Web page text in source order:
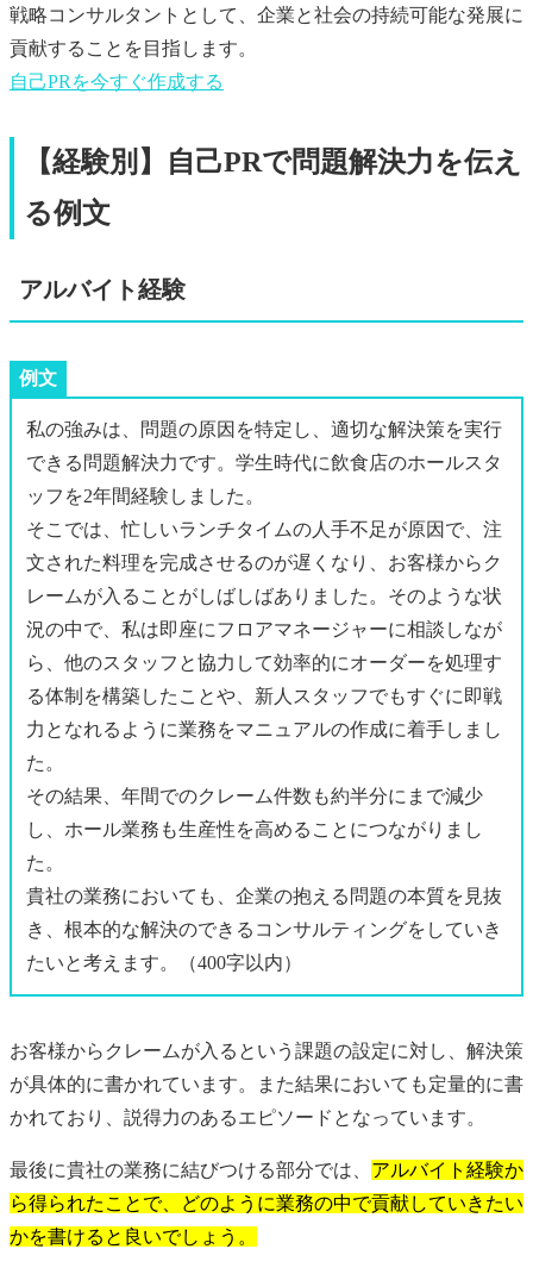
戦略コンサルタントとして、企業と社会の持続可能な発展に
貢献することを目指します。
自己PR を今すぐ作成する
【経験別】自己PRで問題解決力を伝え
る例文
アルバイト経験
例文
私の強みは、問題の原因を特定し、適切な解決策を実行
できる問題解決力です。学生時代に飲食店のホールスタ
ッフを2年間経験しました。
そこでは、忙しいランチタイムの人手不足が原因で、注
文された料理を完成させるのが遅くなり、お客様からク
レームが入ることがしばしばありました。そのような状
況の中で、私は即座にフロアマネージャーに相談しなが
ら、他のスタッフと協力して効率的にオーダーを処理す
る体制を構築したことや、新人スタッフでもすぐに即戦
力となれるように業務をマニュアルの作成に着手しまし
た。
その結果、年間でのクレーム件数も約半分にまで減少
し、ホール業務も生産性を高めることにつながりまし
た。
貴社の業務においても、企業の抱える問題の本質を見抜
き、根本的な解決のできるコンサルティングをしていき
たいと考えます。（400字以内）
お客様からクレームが入るという課題の設定に対し、解決策
が具体的に書かれています。また結果においても定量的に書
かれており、説得力のあるエピソードとなっています。
最後に貴社の業務に結びつける部分では、 アルバイト経験か
ら得られたことで、どのように業務の中で貢献していきたい
かを書けると良いでしょう。